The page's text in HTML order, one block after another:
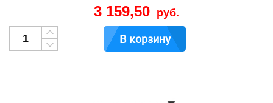
3 159,50 руб.
В корзину